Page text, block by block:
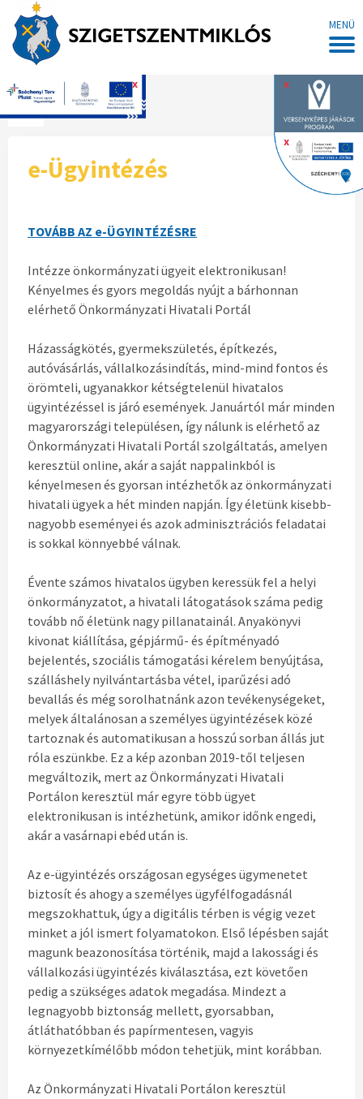
MENÜ
x
x
x
Főoldal
e-Ügyintézés
TOVÁBB AZ e-ÜGYINTÉZÉSRE
Intézze önkormányzati ügyeit elektronikusan!
Kényelmes és gyors megoldás nyújt a bárhonnan
elérhető Önkormányzati Hivatali Portál
Házasságkötés, gyermekszületés, építkezés,
autóvásárlás, vállalkozásindítás, mind-mind fontos és
örömteli, ugyanakkor kétségtelenül hivatalos
ügyintézéssel is járó események. Januártól már minden
magyarországi településen, így nálunk is elérhető az
Önkormányzati Hivatali Portál szolgáltatás, amelyen
keresztül online, akár a saját nappalinkból is
kényelmesen és gyorsan intézhetők az önkormányzati
hivatali ügyek a hét minden napján. Így életünk kisebb-
nagyobb eseményei és azok adminisztrációs feladatai
is sokkal könnyebbé válnak.
Évente számos hivatalos ügyben keressük fel a helyi
önkormányzatot, a hivatali látogatások száma pedig
tovább nő életünk nagy pillanatainál. Anyakönyvi
kivonat kiállítása, gépjármű- és építményadó
bejelentés, szociális támogatási kérelem benyújtása,
szálláshely nyilvántartásba vétel, iparűzési adó
bevallás és még sorolhatnánk azon tevékenységeket,
melyek általánosan a személyes ügyintézések közé
tartoznak és automatikusan a hosszú sorban állás jut
róla eszünkbe. Ez a kép azonban 2019-től teljesen
megváltozik, mert az Önkormányzati Hivatali
Portálon keresztül már egyre több ügyet
elektronikusan is intézhetünk, amikor időnk engedi,
akár a vasárnapi ebéd után is.
Az e-ügyintézés országosan egységes ügymenetet
biztosít és ahogy a személyes ügyfélfogadásnál
megszokhattuk, úgy a digitális térben is végig vezet
minket a jól ismert folyamatokon. Első lépésben saját
magunk beazonosítása történik, majd a lakossági és
vállalkozási ügyintézés kiválasztása, ezt követően
pedig a szükséges adatok megadása. Mindezt a
legnagyobb biztonság mellett, gyorsabban,
átláthatóbban és papírmentesen, vagyis
környezetkímélőbb módon tehetjük, mint korábban.
Az Önkormányzati Hivatali Portálon keresztül